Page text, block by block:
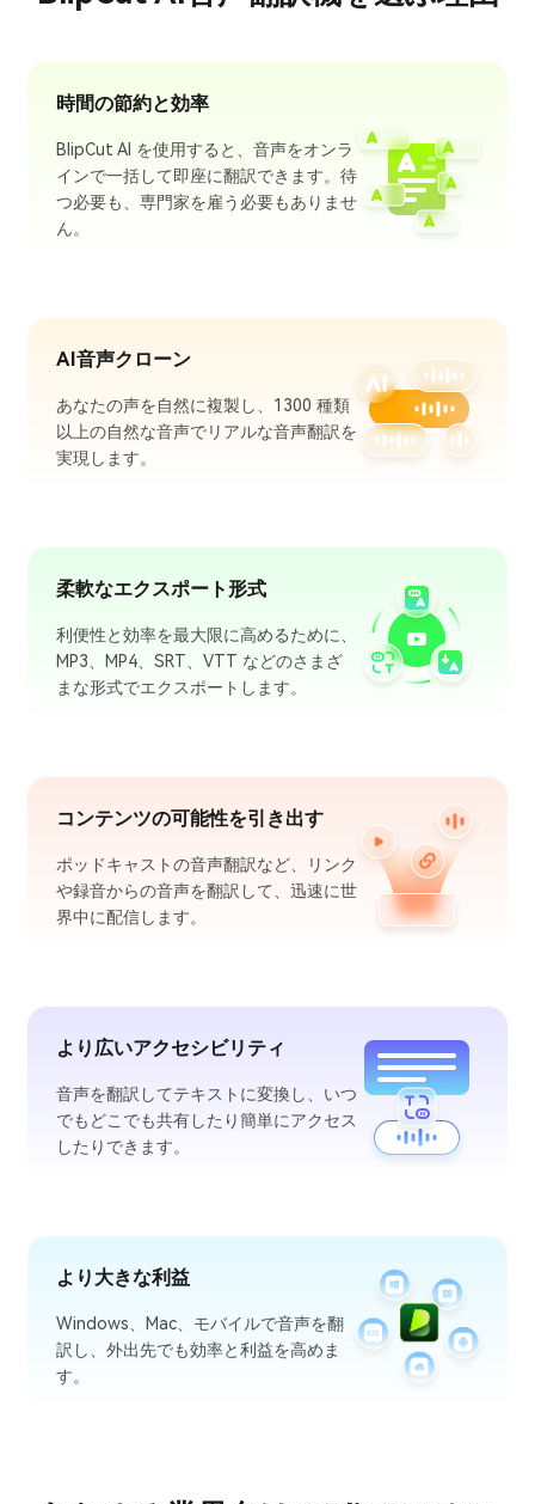
時間の節約と効率
BlipCut AI を使用すると、音声をオンラ
インで一括して即座に翻訳できます。待
つ必要も、専門家を雇う必要もありませ
ん。
AI音声クローン
あなたの声を自然に複製し、1300 種類
以上の自然な音声でリアルな音声翻訳を
実現します。
柔軟なエクスポート形式
利便性と効率を最大限に高めるために、
MP3、MP4、SRT、VTT などのさまざ
まな形式でエクスポートします。
コンテンツの可能性を引き出す
ポッドキャストの音声翻訳など、リンク
や録音からの音声を翻訳して、迅速に世
界中に配信します。
より広いアクセシビリティ
音声を翻訳してテキストに変換し、いつ
でもどこでも共有したり簡単にアクセス
したりできます。
より大きな利益
Windows、Mac、モバイルで音声を翻
訳し、外出先でも効率と利益を高めま
す。